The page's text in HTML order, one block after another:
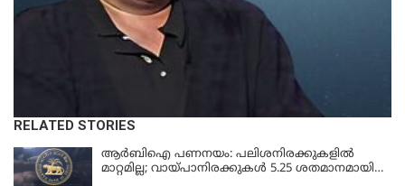
RELATED STORIES
ആർബിഐ പണനയം: പലിശനിരക്കുകളിൽ
മാറ്റമില്ല; വായ്പാനിരക്കുകൾ 5.25 ശതമാനമായി